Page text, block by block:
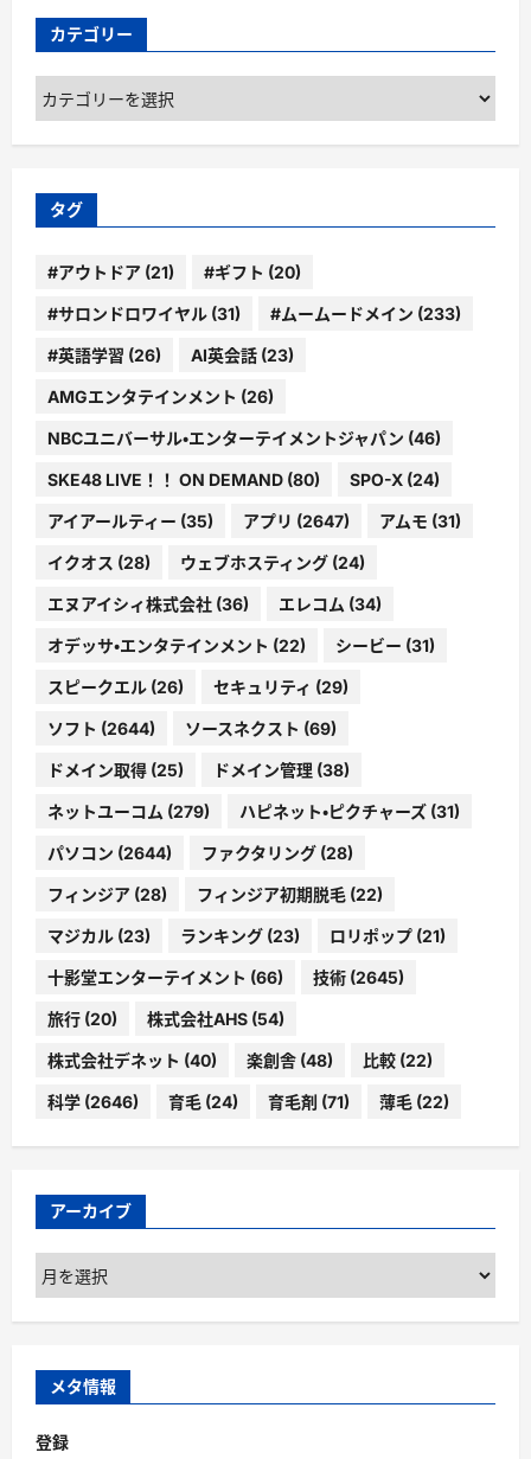
カテゴリー
カ
テ
ゴ
ー
タグ
#アウトドア (21) #ギフト (20)
#サロンドロワイヤル (31) #ムームードメイン (233)
#英語学習 (26) AI英会話 (23)
AMGエンタテインメント (26)
NBCユニバーサル・エンターテイメントジャパン (46)
SKE48 LIVE！！ ON DEMAND (80) SPO-X (24)
アイアールティー (35) アプリ (2647) アムモ (31)
イクオス (28) ウェブホスティング (24)
エヌアイシィ株式会社 (36) エレコム (34)
オデッサ・エンタテインメント (22) シービー (31)
スピークエル (26) セキュリティ (29)
ソフト (2644) ソースネクスト (69)
ドメイン取得 (25) ドメイン管理 (38)
ネットユーコム (279) ハピネット・ピクチャーズ (31)
パソコン (2644) ファクタリング (28)
フィンジア (28) フィンジア初期脱毛 (22)
マジカル (23) ランキング (23) ロリポップ (21)
十影堂エンターテイメント (66) 技術 (2645)
旅行 (20) 株式会社AHS (54)
株式会社デネット (40) 楽創舎 (48) 比較 (22)
科学 (2646) 育毛 (24) 育毛剤 (71) 薄毛 (22)
アーカイブ
ア
ー
カ
ブ
メタ情報
登録